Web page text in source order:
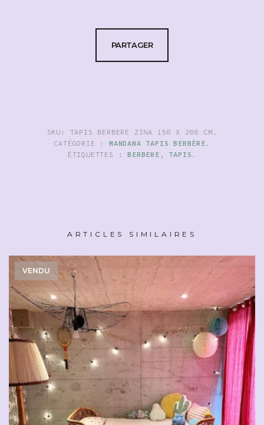
PARTAGER
SKU: TAPIS BERBERE ZINA 150 X 200 CM .
CATÉGORIE : MANDANA TAPIS BERBÈRE .
ÉTIQUETTES :BERBERE , TAPIS .
ARTICLES SIMILAIRES
VENDU